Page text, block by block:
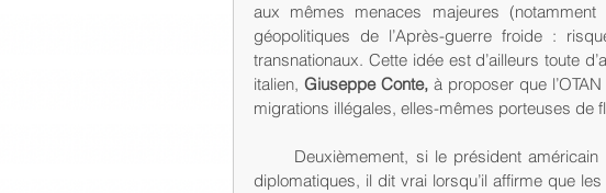
aux mêmes menaces majeures
géopolitiques de l’Après-guerre froide :
transnationaux. Cette idée est d’ailleurs toute
italien, Giuseppe Conte, à proposer que
migrations illégales, elles-mêmes porteuses de
      Deuxièmement, si le président américain
diplomatiques, il dit vrai lorsqu’il affirme que